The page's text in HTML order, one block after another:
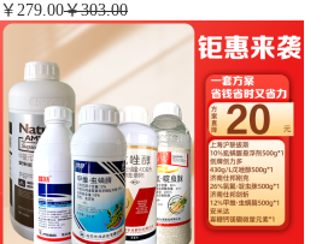
￥ 279.00￥303.00